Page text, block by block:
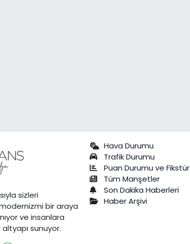
sizleri
bir araya
ve insanlara
sunuyor.
Hava Durumu
Trafik Durumu
Puan Durumu ve Fikstür
Tüm Manşetler
Son Dakika Haberleri
Haber Arşivi